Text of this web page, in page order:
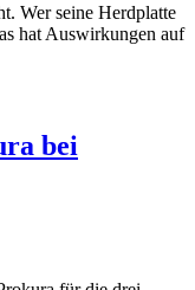
Wer seine Herdplatte
hat Auswirkungen auf
bei